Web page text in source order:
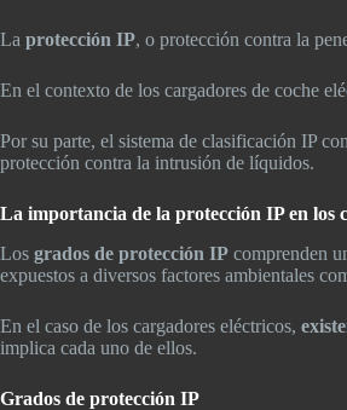
La protección IP, o protección contra la
En el contexto de los cargadores de coche
Por su parte, el sistema de clasificación IP
protección contra la intrusión de líquidos.
La importancia de la protección IP en los
Los grados de protección IP comprenden
expuestos a diversos factores ambientales
En el caso de los cargadores eléctricos,
implica cada uno de ellos.
Grados de protección IP